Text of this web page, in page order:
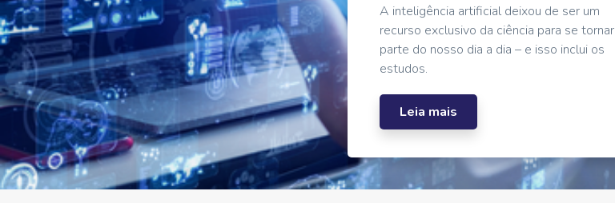
A inteligência artificial deixou de ser um
recurso exclusivo da ciência para se tornar
parte do nosso dia a dia – e isso inclui os
estudos.
Leia mais